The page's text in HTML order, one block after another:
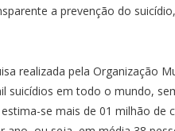
a prevenção do
realizada pela Organização
suicídios em todo o mundo,
se mais de 01 milhão de